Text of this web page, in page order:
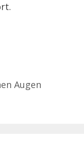
Augen